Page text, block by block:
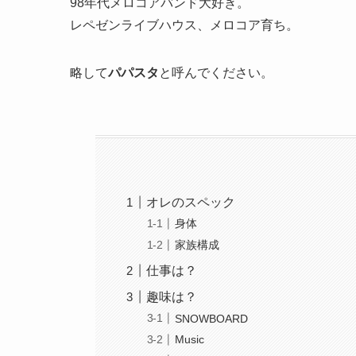
98年代メロコアバンド大好き。
レペゼンライブハウス、メロコア育ち。
略してパパスタ と呼んでください。
オレのスペック
身体
家族構成
仕事は？
趣味は？
SNOWBOARD
Music